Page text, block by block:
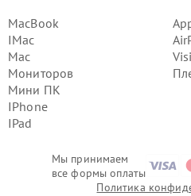
Мы принимаем
все формы оплаты
MacBook
IMac
Mac
Мониторов
Мини ПК
IPhone
IPad
Замена стекла плеера Apple в г.
Самара
Замена стекла плеера Apple в г.
Пермь
Замена стекла плеера Apple в г.
Красноярск
Замена стекла плеера Apple в г.
Ижевск
Челябинск
Замена стекла плеера Apple в г.
Политика